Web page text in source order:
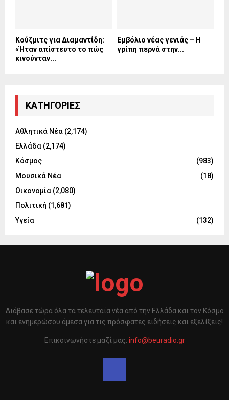
Κούζμιτς για Διαμαντίδη:
«Ήταν απίστευτο το πώς
κινούνταν...
Εµβόλιο νέας γενιάς – Η
γρίπη περνά στην...
KΑΤΗΓΟΡΊΕΣ
Αθλητικά Νέα (2,174)
Ελλάδα (2,174)
Κόσμος
(983)
Μουσικά Νέα
(18)
Οικονομία (2,080)
Πολιτική (1,681)
Υγεία
(132)
Διάβασε τώρα όλα τα τελευταία νέα από την Ελλάδα και τον Κόσμο
και ενημερώσου άμεσα για τις πρόσφατες ειδήσεις και εξελίξεις!
Επικοινωνήστε μαζί μας: info@beuradio.gr